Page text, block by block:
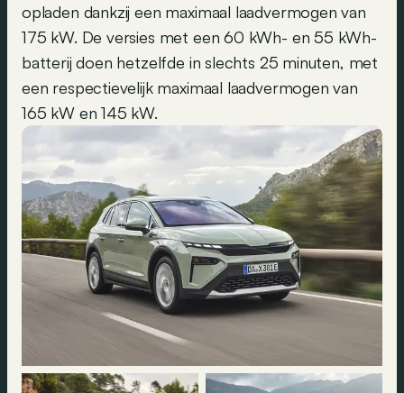
opladen dankzij een maximaal laadvermogen van
175 kW. De versies met een 60 kWh- en 55 kWh-
batterij doen hetzelfde in slechts 25 minuten, met
een respectievelijk maximaal laadvermogen van
165 kW en 145 kW.